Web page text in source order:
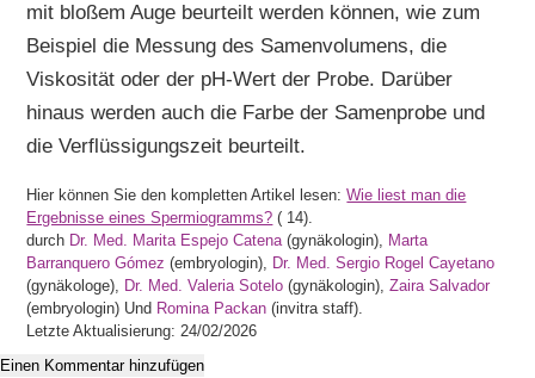
mit bloßem Auge beurteilt werden können, wie zum
Beispiel die Messung des Samenvolumens, die
Viskosität oder der pH-Wert der Probe. Darüber
hinaus werden auch die Farbe der Samenprobe und
die Verflüssigungszeit beurteilt.
Hier können Sie den kompletten Artikel lesen:Wie liest man die
Ergebnisse eines Spermiogramms? ( 14).
durch Dr. Med. Marita Espejo Catena(gynäkologin), Marta
Barranquero Gómez (embryologin), Dr. Med. Sergio Rogel Cayetano
(gynäkologe), Dr. Med. Valeria Sotelo (gynäkologin),Zaira Salvador
(embryologin) Und Romina Packan (invitra staff).
Letzte Aktualisierung: 24/02/2026
Einen Kommentar hinzufügen